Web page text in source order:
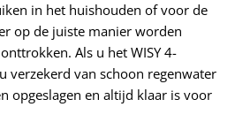
in het huishouden of voor de
op de juiste manier worden
Als u het WISY 4-
verzekerd van schoon regenwater
opgeslagen en altijd klaar is voor